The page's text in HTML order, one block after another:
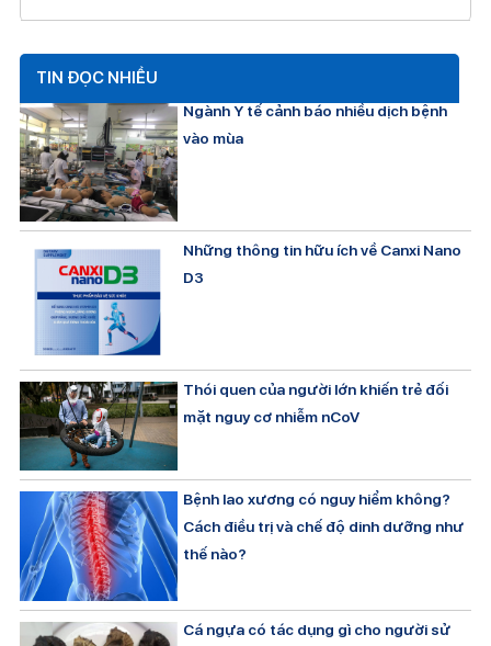
TIN ĐỌC NHIỀU
Ngành Y tế cảnh báo nhiều dịch bệnh
vào mùa
Những thông tin hữu ích về Canxi Nano
D3
Thói quen của người lớn khiến trẻ đối
mặt nguy cơ nhiễm nCoV
Bệnh lao xương có nguy hiểm không?
Cách điều trị và chế độ dinh dưỡng như
thế nào?
Cá ngựa có tác dụng gì cho người sử